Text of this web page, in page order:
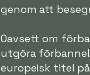
genom att
Oavsett om
utgöra
europeisk titel